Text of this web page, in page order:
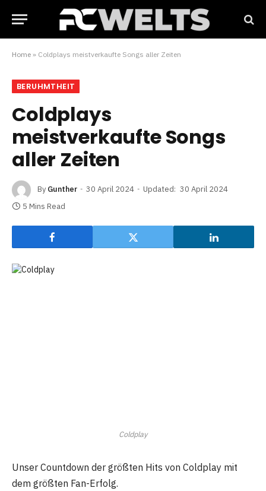
Home » Coldplays meistverkaufte Songs aller Zeiten
BERUHMTHEIT
Coldplays
meistverkaufte Songs
aller Zeiten
By Gunther 30 April 2024 Updated: 30 April 2024
5 Mins Read
Coldplay
Unser Countdown der größten Hits von Coldplay mit
dem größten Fan-Erfolg.